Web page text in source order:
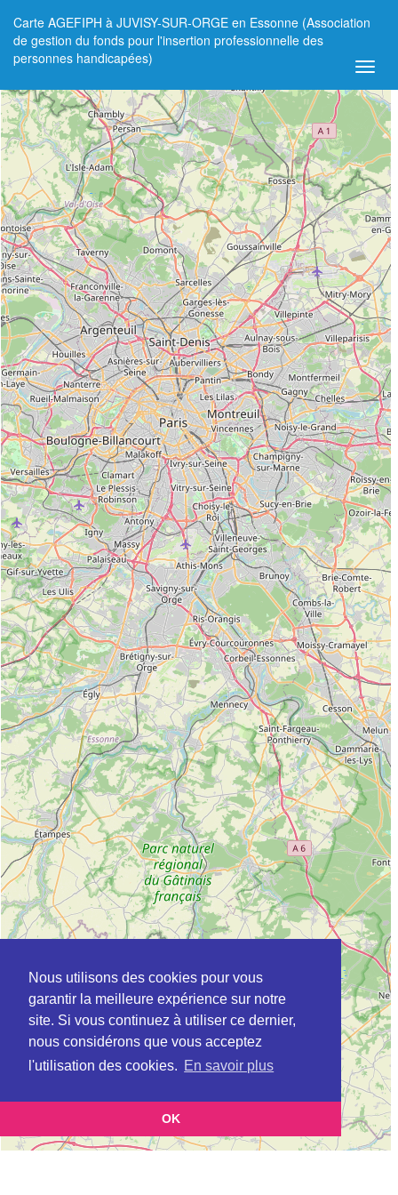
Nous utilisons des cookies pour vous
garantir la meilleure expérience sur notre
site. Si vous continuez à utiliser ce dernier,
nous considérons que vous acceptez
l'utilisation des cookies. En savoir plus
OK
Carte AGEFIPH à JUVISY-SUR-ORGE en Essonne (Association
de gestion du fonds pour l'insertion professionnelle des
personnes handicapées)
+
−